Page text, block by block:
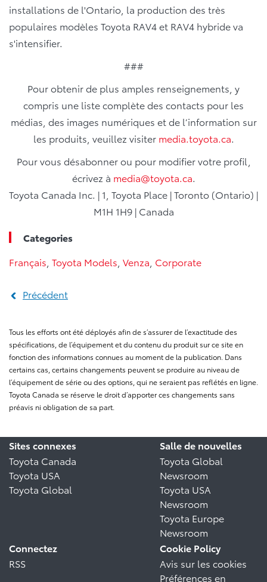
installations de l'Ontario, la production des très
populaires modèles Toyota RAV4 et RAV4 hybride va
s'intensifier.
###
Pour obtenir de plus amples renseignements, y
compris une liste complète des contacts pour les
médias, des images numériques et de l’information sur
les produits, veuillez visiter media.toyota.ca.
Pour vous désabonner ou pour modifier votre profil,
écrivez à media@toyota.ca.
Toyota Canada Inc. | 1, Toyota Place | Toronto (Ontario) |
M1H 1H9 | Canada
Categories
Français Toyota Models Venza Corporate
Précédent
Tous les efforts ont été déployés afin de s’assurer de l’exactitude des
spécifications, de l’équipement et du contenu du produit sur ce site en
fonction des informations connues au moment de la publication. Dans
certains cas, certains changements peuvent se produire au niveau de
l’équipement de série ou des options, qui ne seraient pas reflétés en ligne.
Toyota Canada se réserve le droit d’apporter ces changements sans
préavis ni obligation de sa part.
Sites connexes
Toyota Canada
Toyota USA
Toyota Global
Salle de nouvelles
Toyota Global
Newsroom
Toyota USA
Newsroom
Toyota Europe
Newsroom
Connectez
RSS
Cookie Policy
Avis sur les cookies
Préférences en